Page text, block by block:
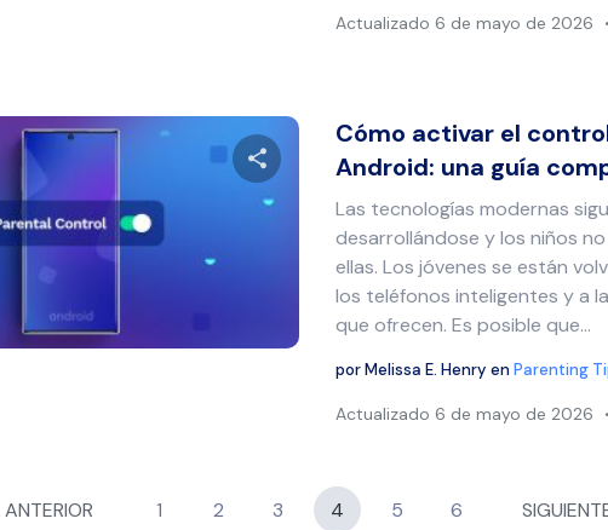
Actualizado 6 de mayo de 2026
Comparte este artículo
Facebook Copiar enlace
Cómo activar el
Android: una guía
Las tecnologías modernas
desarrollándose y los niños
ellas. Los jóvenes se están
los teléfonos inteligentes y a
que ofrecen. Es posible que...
porMelissa E. Henry enParenting
Actualizado 6 de mayo de 2026
ANTERIOR 1 2 3 4 5 6